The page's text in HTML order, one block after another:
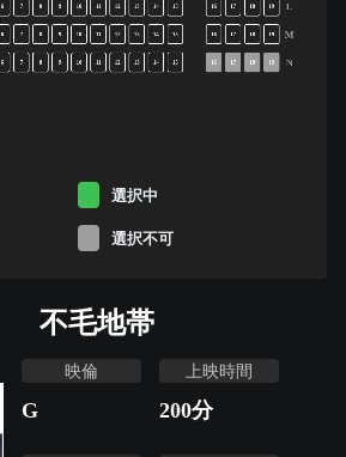
L
M
N
6 7 8 9 10 11 12 13 14 15 16 17 18 19
6 7 8 9 10 11 12 13 14 15 16 17 18 19
6 7 8 9 10 12 13 14 15 16 17 18 19
選択中
選択不可
不毛地帯
映倫
G
上映時間
200分